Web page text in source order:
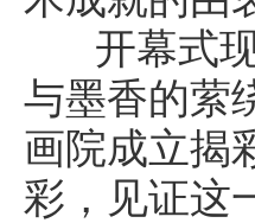
开幕式现
与墨香的萦
画院成立揭
彩，见证这